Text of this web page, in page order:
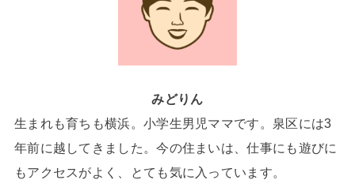
みどりん
生まれも育ちも横浜。小学生男児ママです。泉区には3
年前に越してきました。今の住まいは、仕事にも遊びに
もアクセスがよく、とても気に入っています。